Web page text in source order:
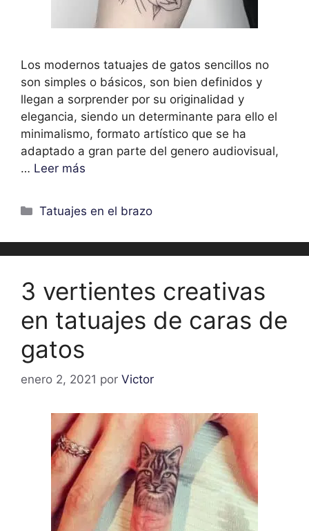
Los modernos tatuajes de gatos sencillos no
son simples o básicos, son bien definidos y
llegan a sorprender por su originalidad y
elegancia, siendo un determinante para ello el
minimalismo, formato artístico que se ha
adaptado a gran parte del genero audiovisual,
… Leer más
Categorías
Tatuajes en el brazo
3 vertientes creativas
en tatuajes de caras de
gatos
enero 2, 2021 por Victor